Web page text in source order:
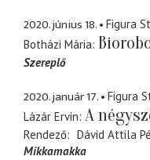
2020. június 18.
Figura
Botházi Mária
Szereplő
2020. január 17.
Figura
Lázár Ervin A
Rendező
Dávid Attila
Mikkamakka